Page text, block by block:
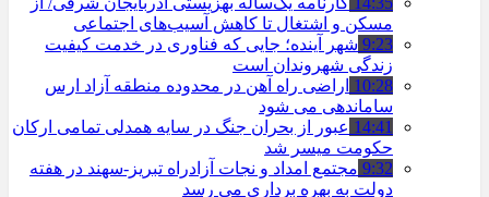
مسکن و اشتغال تا کاهش آسیب‌های اجتماعی
9:23 شهر آینده؛ جایی که فناوری در خدمت کیفیت
زندگی شهروندان است
10:28 اراضی راه آهن در محدوده منطقه آزاد ارس
ساماندهی می شود
14:41 عبور از بحران جنگ در سایه همدلی تمامی ارکان
حکومت میسر شد
9:32 مجتمع امداد و نجات آزادراه تبریز-سهند در هفته
دولت به بهره ‌برداری می‌ رسد